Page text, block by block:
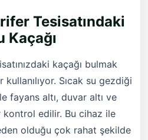
Tesisatındaki
Kaçağı
kaçağı bulmak
Sıcak su gezdiği
fayans altı, duvar altı ve
kontrol edilir. Bu cihaz ile
olduğu çok rahat şekilde